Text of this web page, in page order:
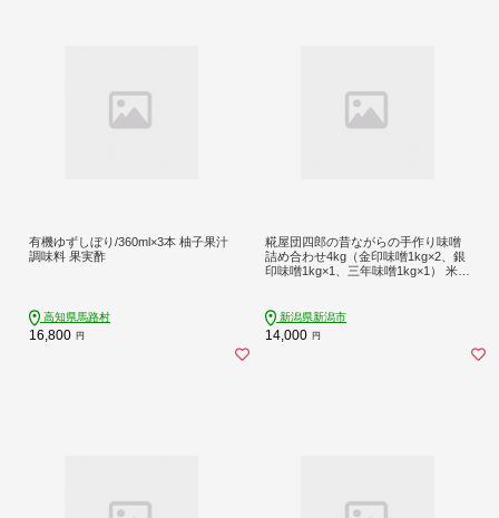
有機ゆずしぼり/360ml×3本 柚子果汁
調味料 果実酢
高知県馬路村
16,800 円
糀屋団四郎の昔ながらの手作り味噌
詰め合わせ4kg（金印味噌1kg×2、銀
印味噌1kg×1、三年味噌1kg×1） 米味
新潟県新潟市
14,000 円